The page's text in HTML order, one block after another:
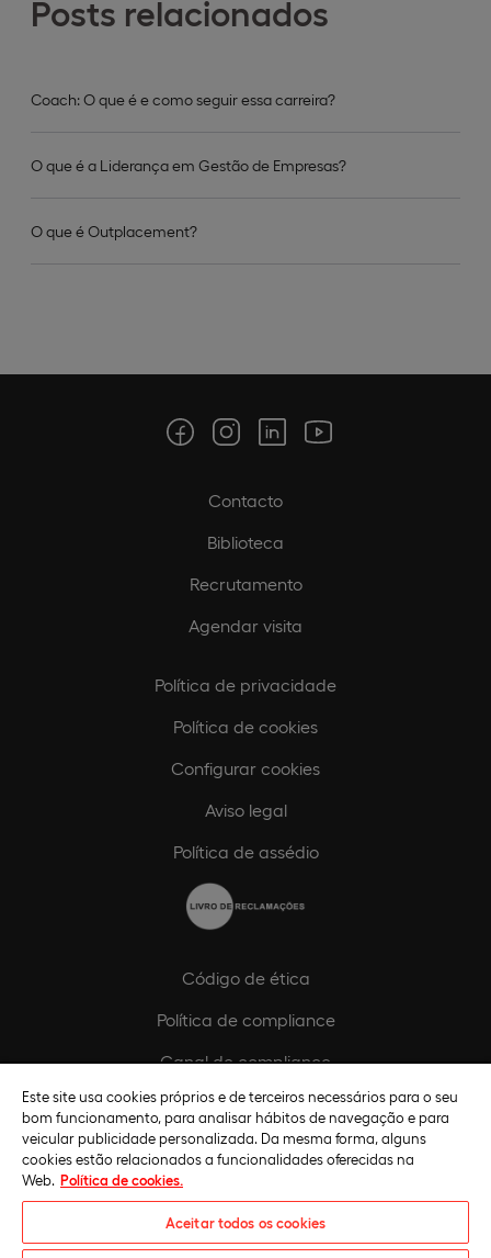
Posts relacionados
Coach: O que é e como seguir essa carreira?
O que é a Liderança em Gestão de Empresas?
O que é Outplacement?
Contacto
Biblioteca
Recrutamento
Agendar visita
Política de privacidade
Política de cookies
Configurar cookies
Aviso legal
Política de assédio
Código de ética
Política de compliance
Canal de compliance
Plano de Igualdade de Género
Este site usa cookies próprios e de terceiros necessários para o seu
bom funcionamento, para analisar hábitos de navegação e para
veicular publicidade personalizada. Da mesma forma, alguns
cookies estão relacionados a funcionalidades oferecidas na
Web. Política de cookies.
Aceitar todos os cookies